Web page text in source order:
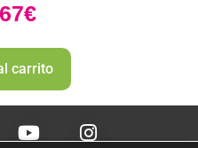
€
carrito